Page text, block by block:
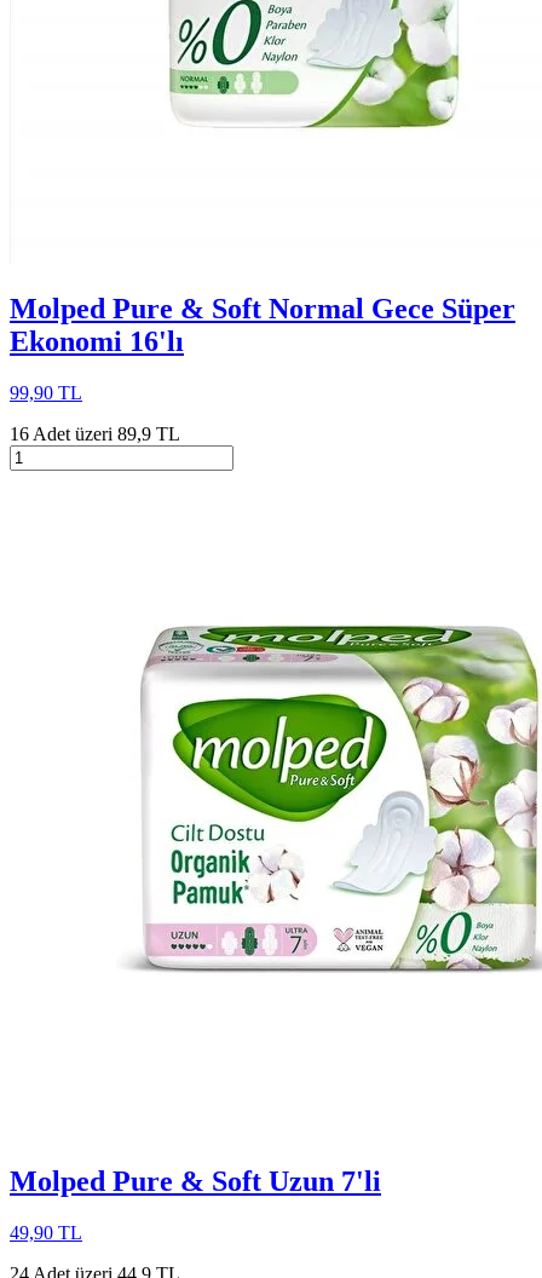
Molped Pure & Soft Normal Gece Süper
Ekonomi 16'lı
99,90 TL
16 Adet üzeri 89,9 TL
Molped Pure & Soft Uzun 7'li
49,90 TL
24 Adet üzeri 44,9 TL